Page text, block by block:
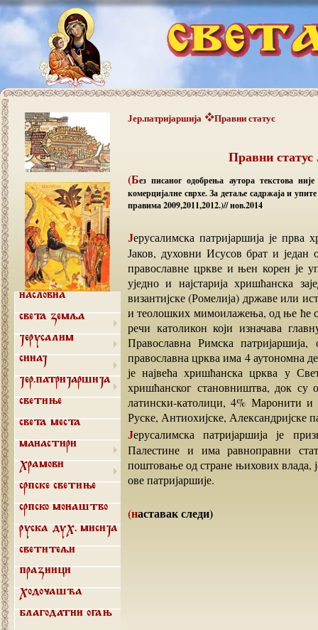
Насловна
Света земља
Јерусалим
Синај
Јер.патријаршија
Светиње
Света места
Манастири
Храмови
Српске светиње
Српско монаштво
Руска дух. мисија
Светитељи
Празници
Ходочашћа
Благодатни огањ
Јер.патријаршија Правни статус
Правни статус
(Без писаног одобрења аутора текстова
комерцијалне сврхе. За детаље садржаја и
правима 2009,2011,2012.)// нов.2014
Јерусалимска патријаршија је прва хришћанкса црква. Њен први патријарх је био Свети
Јаков, духовни Исусов брат и један
православне цркве и њен корен је
уједно и најстарија хришћанска
византијске (Ромелија) државе или
и теолошких мимоилажења, од ње ће
речи католикон који изначава
Православна Римска
православна црква има 4 аутономна
је највећа хришћанска црква у
хришћанског становништва, док су
латински-католици, 4% Маронити
Руске, Антиохијске, Александријске
Јерусалимска патријаршија је призната и представља интегративни део Израела и
Палестине и има равноправни
поштовање од стране њихових влада,
ове патријаршије.
(наставак следи)